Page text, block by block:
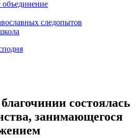
следопытов
состоялась
занимающегося